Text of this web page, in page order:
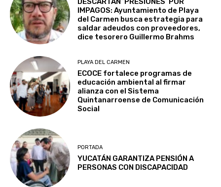
IMPAGOS: Ayuntamiento de Playa
del Carmen busca estrategia para
saldar adeudos con proveedores,
dice tesorero Guillermo Brahms
PLAYA DEL CARMEN
ECOCE fortalece programas de
educación ambiental al firmar
alianza con el Sistema
Quintanarroense de Comunicación
Social
PORTADA
YUCATÁN GARANTIZA PENSIÓN A
PERSONAS CON DISCAPACIDAD